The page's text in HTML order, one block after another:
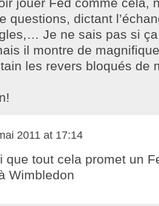
questions, dictant
Je ne sais pas si
il montre de
les revers bloqués de
2011 at 17:14
que tout cela promet un
Wimbledon